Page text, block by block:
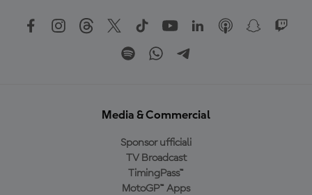
Media & Commercial
Sponsor ufficiali
TV Broadcast
TimingPass™
MotoGP™ Apps